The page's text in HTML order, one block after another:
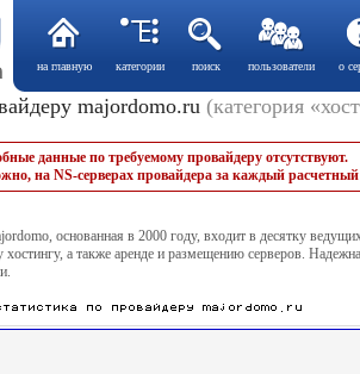
на главную категории поиск пользователи о
majordomo.ru (категория
данные по требуемому провайдеру отсутствуют.
на NS-серверах провайдера за каждый
основанная в 2000 году, входит в десятку
хостингу, а также аренде и размещению серверов.